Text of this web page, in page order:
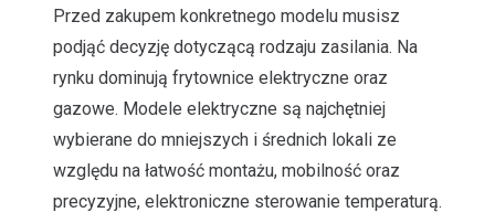
Przed zakupem konkretnego modelu musisz
podjąć decyzję dotyczącą rodzaju zasilania. Na
rynku dominują frytownice elektryczne oraz
gazowe. Modele elektryczne są najchętniej
wybierane do mniejszych i średnich lokali ze
względu na łatwość montażu, mobilność oraz
precyzyjne, elektroniczne sterowanie temperaturą.